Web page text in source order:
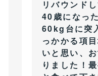
リバウンド
40歳になっ
60kg台に突
っかかる項
いと思い、
りました！